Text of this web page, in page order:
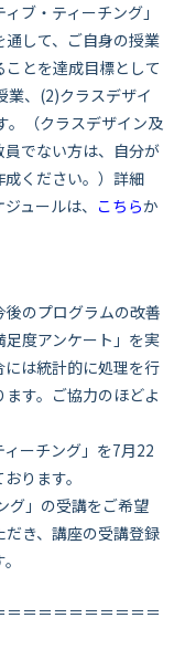
ブ・ティーチング」
して、ご自身の授業
とを達成目標として
業、(2)クラスデザイ
。（クラスデザイン及
でない方は、自分が
ください。）詳細
ュールは、 こちらか
のプログラムの改善
度アンケート」を実
は統計的に処理を行
す。ご協力のほどよ
ーチング」を7月22
ります。
グ」の受講をご希望
き、講座の受講登録
＝＝＝＝＝＝＝＝＝